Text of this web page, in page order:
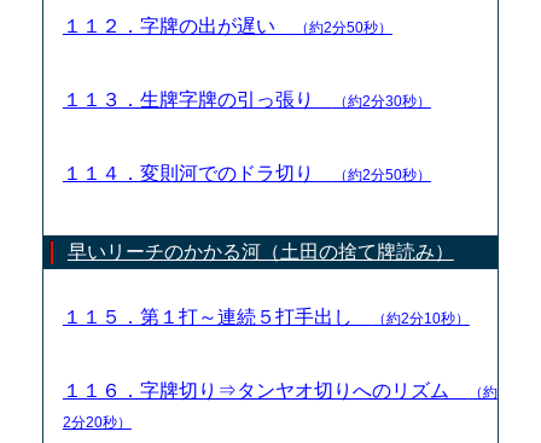
１１２．字牌の出が遅い （約2分50秒）
１１３．生牌字牌の引っ張り （約2分30秒）
１１４．変則河でのドラ切り （約2分50秒）
早いリーチのかかる河（土田の捨て牌読み）
１１５．第１打～連続５打手出し （約2分10秒）
１１６．字牌切り⇒タンヤオ切りへのリズム
（約
2分20秒）